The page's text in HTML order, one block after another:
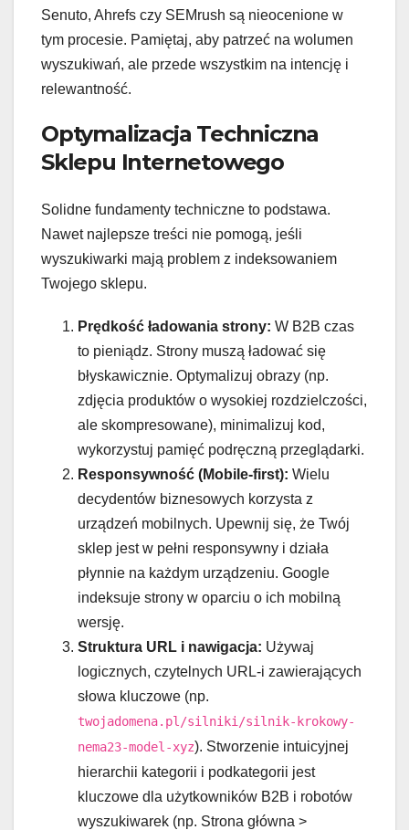
Senuto, Ahrefs czy SEMrush są nieocenione w
tym procesie. Pamiętaj, aby patrzeć na wolumen
wyszukiwań, ale przede wszystkim na intencję i
relewantność.
Optymalizacja Techniczna
Sklepu Internetowego
Solidne fundamenty techniczne to podstawa.
Nawet najlepsze treści nie pomogą, jeśli
wyszukiwarki mają problem z indeksowaniem
Twojego sklepu.
Prędkość ładowania strony: W B2B czas
to pieniądz. Strony muszą ładować się
błyskawicznie. Optymalizuj obrazy (np.
zdjęcia produktów o wysokiej rozdzielczości,
ale skompresowane), minimalizuj kod,
wykorzystuj pamięć podręczną przeglądarki.
Responsywność (Mobile-first): Wielu
decydentów biznesowych korzysta z
urządzeń mobilnych. Upewnij się, że Twój
sklep jest w pełni responsywny i działa
płynnie na każdym urządzeniu. Google
indeksuje strony w oparciu o ich mobilną
wersję.
Struktura URL i nawigacja: Używaj
logicznych, czytelnych URL-i zawierających
słowa kluczowe (np.
twojadomena.pl/silniki/silnik-krokowy-
nema23-model-xyz). Stworzenie intuicyjnej
hierarchii kategorii i podkategorii jest
kluczowe dla użytkowników B2B i robotów
wyszukiwarek (np. Strona główna >